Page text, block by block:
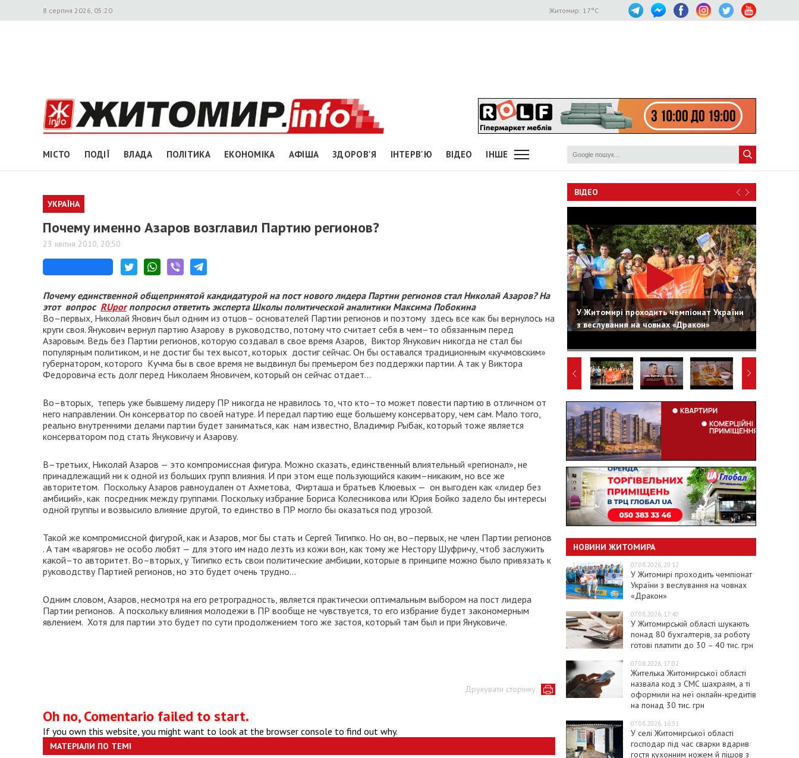
8 серпня 2026, 05:20 Житомир: 17°C
МІСТО ПОДІЇ ВЛАДА ПОЛІТИКА ЕКОНОМІКА АФІША ЗДОРОВ'Я ІНТЕРВ'Ю ВІДЕО ІНШЕ
УКРАЇНА
Почему именно Азаров возглавил Партию регионов?
23 квітня 2010, 20:50
Почему единственной общепринятой кандидатурой на пост нового лидера Партии регионов стал Николай Азаров? На
этот вопрос RUporпопросил ответить эксперта Школы политической аналитики Максима Побокина
Во–первых, Николай Янович был одним из отцов– основателей Партии регионов и поэтому здесь все как бы вернулось на
круги своя. Янукович вернул партию Азарову в руководство, потому что считает себя в чем–то обязанным перед
Азаровым. Ведь без Партии регионов, которую создавал в свое время Азаров, Виктор Янукович никогда не стал бы
популярным политиком, и не достиг бы тех высот, которых достиг сейчас. Он бы оставался традиционным «кучмовским»
губернатором, которого Кучма бы в свое время не выдвинул бы премьером без поддержки партии. А так у Виктора
Федоровича есть долг перед Николаем Яновичем, который он сейчас отдает…
Во–вторых, теперь уже бывшему лидеру ПР никогда не нравилось то, что кто–то может повести партию в отличном от
него направлении. Он консерватор по своей натуре. И передал партию еще большему консерватору, чем сам. Мало того,
реально внутренними делами партии будет заниматься, как нам известно, Владимир Рыбак, который тоже является
консерватором под стать Януковичу и Азарову.
В–третьих, Николай Азаров — это компромиссная фигура. Можно сказать, единственный влиятельный «регионал», не
принадлежащий ни к одной из больших групп влияния. И при этом еще пользующийся каким–никаким, но все же
авторитетом. Поскольку Азаров равноудален от Ахметова, Фирташа и братьев Клюевых — он выгоден как «лидер без
амбиций», как посредник между группами. Поскольку избрание Бориса Колесникова или Юрия Бойко задело бы интересы
одной группы и возвысило влияние другой, то единство в ПР могло бы оказаться под угрозой.
Такой же компромиссной фигурой, как и Азаров, мог бы стать и Сергей Тигипко. Но он, во–первых, не член Партии регионов
. А там «варягов» не особо любят — для этого им надо лезть из кожи вон, как тому же Нестору Шуфричу, чтоб заслужить
какой–то авторитет. Во–вторых, у Тигипко есть свои политические амбиции, которые в принципе можно было привязать к
руководству Партией регионов, но это будет очень трудно…
Одним словом, Азаров, несмотря на его ретроградность, является практически оптимальным выбором на пост лидера
Партии регионов. А поскольку влияния молодежи в ПР вообще не чувствуется, то его избрание будет закономерным
явлением. Хотя для партии это будет по сути продолжением того же застоя, который там был и при Януковиче.
Друкувати сторінку
Oh no, Comentario failed to start.
If you own this website, you might want to look at the browser console to find out why.
МАТЕРІАЛИ ПО ТЕМІ
ВІДЕО
У Житомирі проходить чемпіонат України
з веслування на човнах «Дракон»
НОВИНИ ЖИТОМИРА
07.08.2026, 20:12
У Житомирі проходить чемпіонат
України з веслування на човнах
«Дракон»
07.08.2026, 17:40
У Житомирській області шукають
понад 80 бухгалтерів, за роботу
готові платити до 30 – 40 тис. грн
07.08.2026, 17:02
Жителька Житомирської області
назвала код з СМС шахраям, а ті
оформили на неї онлайн-кредитів
на понад 30 тис. грн
07.08.2026, 16:31
У селі Житомирської області
господар під час сварки вдарив
гостя кухонним ножем й пішов з